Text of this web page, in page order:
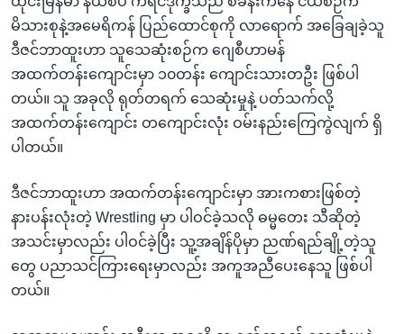
မိသားစုနဲ့အမေရိကန် ပြည်ထောင်စုကို လာရောက် အခြေချခဲ့သူ
ဒီဇင်ဘာထူးဟာ သူသေဆုံးစဉ်က ဂျေစီဟာမန်
အထက်တန်းကျောင်းမှာ ၁၀တန်း ကျောင်းသားတဦး ဖြစ်ပါ
တယ်။ သူ အခုလို ရုတ်တရက် သေဆုံးမှုနဲ့ ပတ်သက်လို့
အထက်တန်းကျောင်း တကျောင်းလုံး ဝမ်းနည်းကြေကွဲလျက် ရှိ
ပါတယ်။
ဒီဇင်ဘာထူးဟာ အထက်တန်းကျောင်းမှာ အားကစားဖြစ်တဲ့
နားပန်းလုံးတဲ့ Wrestling မှာ ပါဝင်ခဲ့သလို ဓမ္မတေး သီဆိုတဲ့
အသင်းမှာလည်း ပါဝင်ခဲ့ပြီး သူ့အချိန်ပိုမှာ ညဏ်ရည်ချို့တဲ့သူ
တွေ ပညာသင်ကြားရေးမှာလည်း အကူအညီပေးနေသူ ဖြစ်ပါ
တယ်။